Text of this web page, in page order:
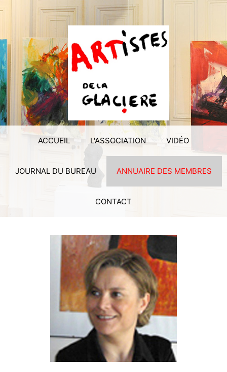
ACCUEIL L'ASSOCIATION VIDÉO
JOURNAL DU BUREAU ANNUAIRE DES MEMBRES
CONTACT